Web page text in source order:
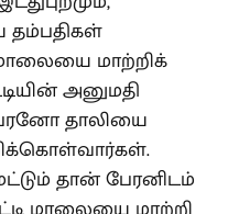
தம்பதிகள்
மாற்றிக்
அனுமதி
தாலியை
தான் பேரனிடம்